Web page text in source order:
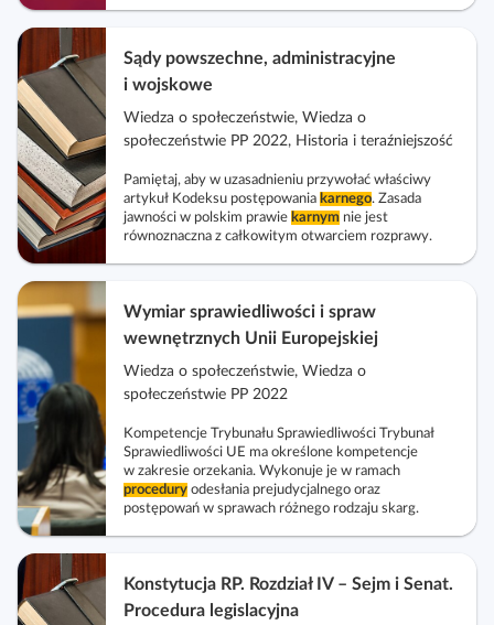
Sądy powszechne, administracyjne
i wojskowe
Wiedza o społeczeństwie, Wiedza o
społeczeństwie PP 2022, Historia i teraźniejszość
Pamiętaj, aby w uzasadnieniu przywołać właściwy
artykuł Kodeksu postępowania karnego. Zasada
jawności w polskim prawie karnym nie jest
równoznaczna z całkowitym otwarciem rozprawy.
Wymiar sprawiedliwości i spraw
wewnętrznych Unii Europejskiej
Wiedza o społeczeństwie, Wiedza o
społeczeństwie PP 2022
Kompetencje Trybunału Sprawiedliwości Trybunał
Sprawiedliwości UE ma określone kompetencje
w zakresie orzekania. Wykonuje je w ramach
procedury odesłania prejudycjalnego oraz
postępowań w sprawach różnego rodzaju skarg.
Konstytucja RP. Rozdział IV – Sejm i Senat.
Procedura legislacyjna